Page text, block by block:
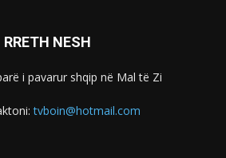
RRETH NESH
i pavarur shqip në Mal të Zi
tvboin@hotmail.com